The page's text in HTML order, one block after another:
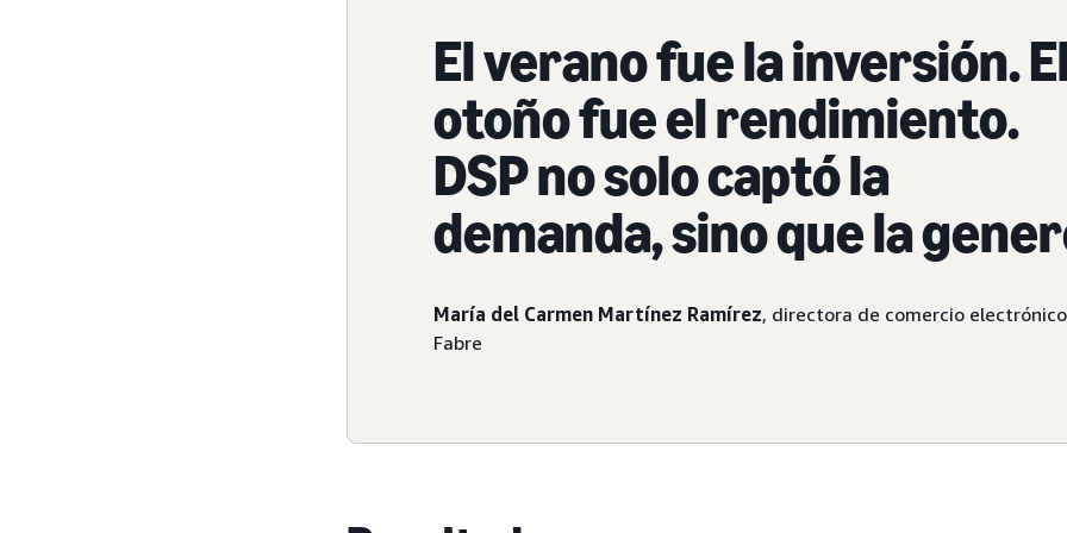
El verano fue la inversión.
otoño fue el rendimiento.
DSP no solo captó la
demanda, sino que la
María del Carmen Martínez Ramírez, directora de comercio
Fabre